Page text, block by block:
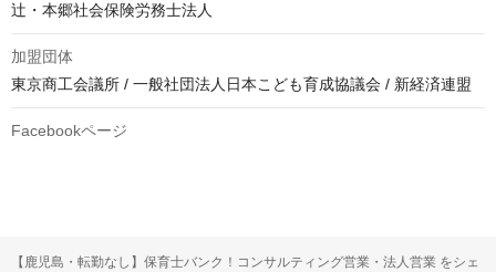
辻・本郷社会保険労務士法人
加盟団体
東京商工会議所 / 一般社団法人日本こども育成協議会 / 新経済連盟
Facebookページ
【鹿児島・転勤なし】保育士バンク！コンサルティング営業・法人営業 をシェ